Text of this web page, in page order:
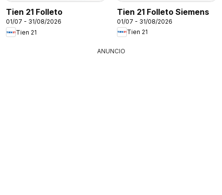
Tien 21 Folleto
01/07 - 31/08/2026
Tien 21
Tien 21 Folleto Siemens
01/07 - 31/08/2026
Tien 21
ANUNCIO